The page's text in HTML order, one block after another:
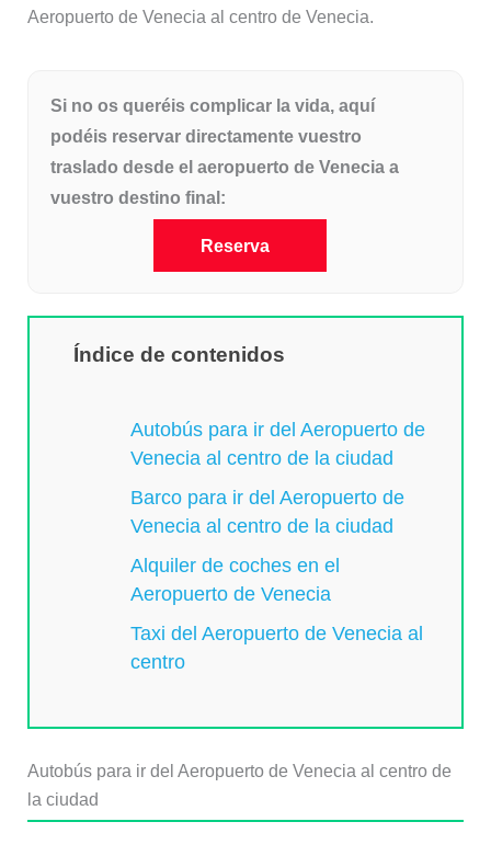
Aeropuerto de Venecia al centro de Venecia.
Si no os queréis complicar la vida, aquí
podéis reservar directamente vuestro
traslado desde el aeropuerto de Venecia a
vuestro destino final:
Reserva
Índice de contenidos
Autobús para ir del Aeropuerto de
Venecia al centro de la ciudad
Barco para ir del Aeropuerto de
Venecia al centro de la ciudad
Alquiler de coches en el
Aeropuerto de Venecia
Taxi del Aeropuerto de Venecia al
centro
Autobús para ir del Aeropuerto de Venecia al centro de
la ciudad